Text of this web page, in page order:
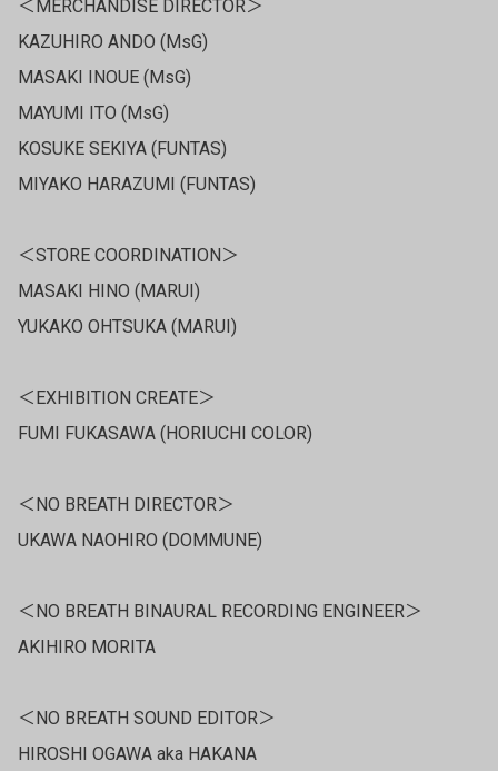
＜MERCHANDISE DIRECTOR＞
KAZUHIRO ANDO (MsG)
MASAKI INOUE (MsG)
MAYUMI ITO (MsG)
KOSUKE SEKIYA (FUNTAS)
MIYAKO HARAZUMI (FUNTAS)
＜STORE COORDINATION＞
MASAKI HINO (MARUI)
YUKAKO OHTSUKA (MARUI)
＜EXHIBITION CREATE＞
FUMI FUKASAWA (HORIUCHI COLOR)
＜NO BREATH DIRECTOR＞
UKAWA NAOHIRO (DOMMUNE)
＜NO BREATH BINAURAL RECORDING ENGINEER＞
AKIHIRO MORITA
＜NO BREATH SOUND EDITOR＞
HIROSHI OGAWA aka HAKANA